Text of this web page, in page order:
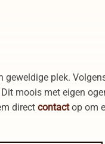
geweldige plek.
Dit moois met eigen
direct contactop om